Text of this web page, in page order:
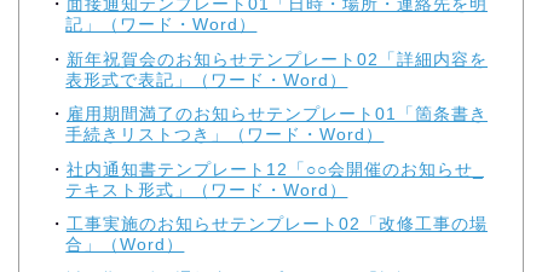
記」（ワード・Word）
新年祝賀会のお知らせテンプレート02「詳細内容を
表形式で表記」（ワード・Word）
雇用期間満了のお知らせテンプレート01「箇条書き
手続きリストつき」（ワード・Word）
社内通知書テンプレート12「○○会開催のお知らせ_
テキスト形式」（ワード・Word）
工事実施のお知らせテンプレート02「改修工事の場
合」（Word）